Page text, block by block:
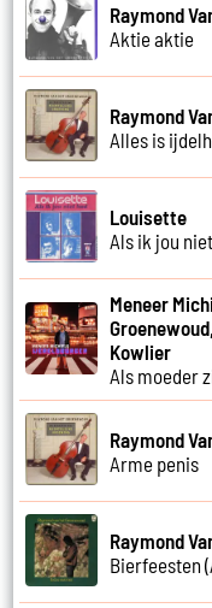
Raymond
Aktie aktie
Raymond
Alles is
Louisette
Als ik jou
Meneer
Kowlier
Als moeder
Raymond
Arme penis
Raymond
Bierfeesten